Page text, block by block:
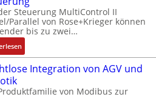
s
o
r
-
I
t
6
2
4
4
3
Z
e
Steuerung MultiControl II
Parallel von Rose+Krieger können
bis zu zwei…
:
M
a
k
Integration von AGV und
von Modibus zur